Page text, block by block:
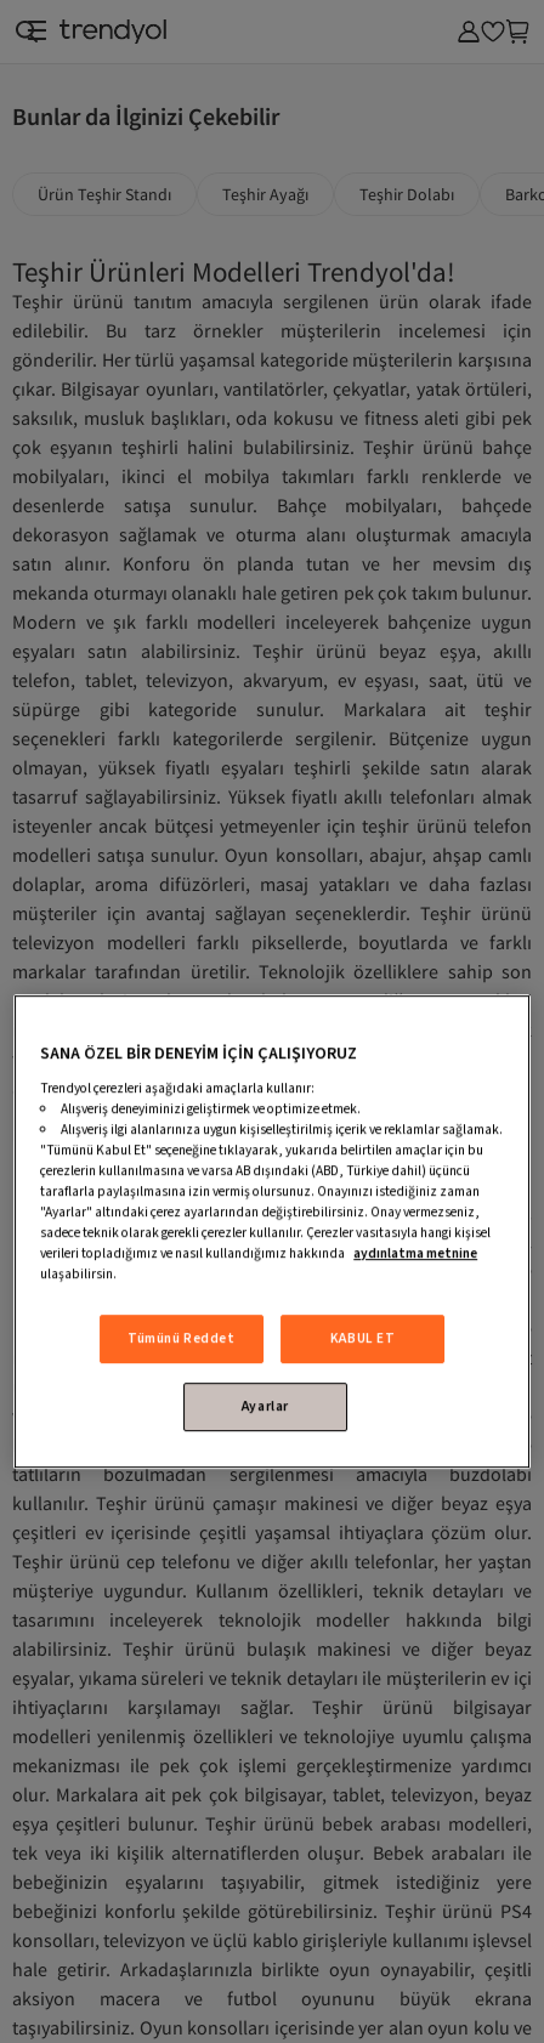
Bunlar da İlginizi Çekebilir
Ürün Teşhir Standı Teşhir Ayağı Teşhir Dolabı
Teşhir Ürünleri Modelleri Trendyol'da!
Teşhir ürünü tanıtım amacıyla sergilenen ürün olarak ifade
edilebilir. Bu tarz örnekler müşterilerin incelemesi için
gönderilir. Her türlü yaşamsal kategoride müşterilerin karşısına
çıkar. Bilgisayar oyunları, vantilatörler, çekyatlar, yatak örtüleri,
saksılık, musluk başlıkları, oda kokusu ve fitness aleti gibi pek
çok eşyanın teşhirli halini bulabilirsiniz. Teşhir ürünü bahçe
mobilyaları, ikinci el mobilya takımları farklı renklerde ve
desenlerde satışa sunulur. Bahçe mobilyaları, bahçede
dekorasyon sağlamak ve oturma alanı oluşturmak amacıyla
satın alınır. Konforu ön planda tutan ve her mevsim dış
mekanda oturmayı olanaklı hale getiren pek çok takım bulunur.
Modern ve şık farklı modelleri inceleyerek bahçenize uygun
eşyaları satın alabilirsiniz. Teşhir ürünü beyaz eşya, akıllı
telefon, tablet, televizyon, akvaryum, ev eşyası, saat, ütü ve
süpürge gibi kategoride sunulur. Markalara ait teşhir
seçenekleri farklı kategorilerde sergilenir. Bütçenize uygun
olmayan, yüksek fiyatlı eşyaları teşhirli şekilde satın alarak
tasarruf sağlayabilirsiniz. Yüksek fiyatlı akıllı telefonları almak
isteyenler ancak bütçesi yetmeyenler için teşhir ürünü telefon
modelleri satışa sunulur. Oyun konsolları, abajur, ahşap camlı
dolaplar, aroma difüzörleri, masaj yatakları ve daha fazlası
müşteriler için avantaj sağlayan seçeneklerdir. Teşhir ürünü
televizyon modelleri farklı piksellerde, boyutlarda ve farklı
markalar tarafından üretilir. Teknolojik özelliklere sahip son
model televizyonlar, oda kokusu ve diğer seçenekleri
inceleyerek satın alabilirsiniz. Websitemizde yer alan pek çok
teşhir seçeneğini değerlendirebilir ve bütçenize uygun olanları
alarak tasarruf edebilirsiniz.
Her İhtiyaca Uygun Teşhir Ürünleri
Her ihtiyaca uygun
teşhir ürünü
laptop modelleri,
son model
özellikleri ve
yenilikleri ile
müşterilerin beğenisini kazanır. Teşhir ürünü buzdolabı set
üstü ve ünite halinde markalar tarafından sergilenir. Pasta, tatlı
ve mezelerin sergilenmesi amacıyla üretilen pek çok ünite
bulunur. Mağazalarda, alışveriş merkezi veya pastanelerde
tatlıların bozulmadan sergilenmesi amacıyla buzdolabı
kullanılır. Teşhir ürünü çamaşır makinesi ve diğer beyaz eşya
çeşitleri ev içerisinde çeşitli yaşamsal ihtiyaçlara çözüm olur.
Teşhir ürünü cep telefonu ve diğer akıllı telefonlar, her yaştan
müşteriye uygundur. Kullanım özellikleri, teknik detayları ve
tasarımını inceleyerek teknolojik modeller hakkında bilgi
alabilirsiniz. Teşhir ürünü bulaşık makinesi ve diğer beyaz
eşyalar, yıkama süreleri ve teknik detayları ile müşterilerin ev içi
ihtiyaçlarını karşılamayı sağlar. Teşhir ürünü bilgisayar
modelleri yenilenmiş özellikleri ve teknolojiye uyumlu çalışma
mekanizması ile pek çok işlemi gerçekleştirmenize yardımcı
olur. Markalara ait pek çok bilgisayar, tablet, televizyon, beyaz
eşya çeşitleri bulunur. Teşhir ürünü bebek arabası modelleri,
tek veya iki kişilik alternatiflerden oluşur. Bebek arabaları ile
bebeğinizin eşyalarını taşıyabilir, gitmek istediğiniz yere
bebeğinizi konforlu şekilde götürebilirsiniz. Teşhir ürünü PS4
konsolları, televizyon ve üçlü kablo girişleriyle kullanımı işlevsel
hale getirir. Arkadaşlarınızla birlikte oyun oynayabilir, çeşitli
aksiyon macera ve futbol oyununu büyük ekrana
taşıyabilirsiniz. Oyun konsolları içerisinde yer alan oyun kolu ve
SANA ÖZEL BİR DENEYİM İÇİN ÇALIŞIYORUZ
Trendyol çerezleri aşağıdaki amaçlarla kullanır:
Alışveriş deneyiminizi geliştirmek ve optimize etmek.
Alışveriş ilgi alanlarınıza uygun kişiselleştirilmiş içerik ve reklamlar sağlamak.
"Tümünü Kabul Et" seçeneğine tıklayarak, yukarıda belirtilen amaçlar için bu
çerezlerin kullanılmasına ve varsa AB dışındaki (ABD, Türkiye dahil) üçüncü
taraflarla paylaşılmasına izin vermiş olursunuz. Onayınızı istediğiniz zaman
"Ayarlar" altındaki çerez ayarlarından değiştirebilirsiniz. Onay vermezseniz,
sadece teknik olarak gerekli çerezler kullanılır. Çerezler vasıtasıyla hangi kişisel
verileri topladığımız ve nasıl kullandığımız hakkında aydınlatma metnine
ulaşabilirsin.
Tümünü Reddet KABUL ET
Ayarlar